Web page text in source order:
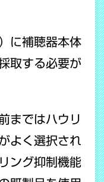
に補聴器本体
取する必要が
まではハウリ
よく選択され
ング抑制機能